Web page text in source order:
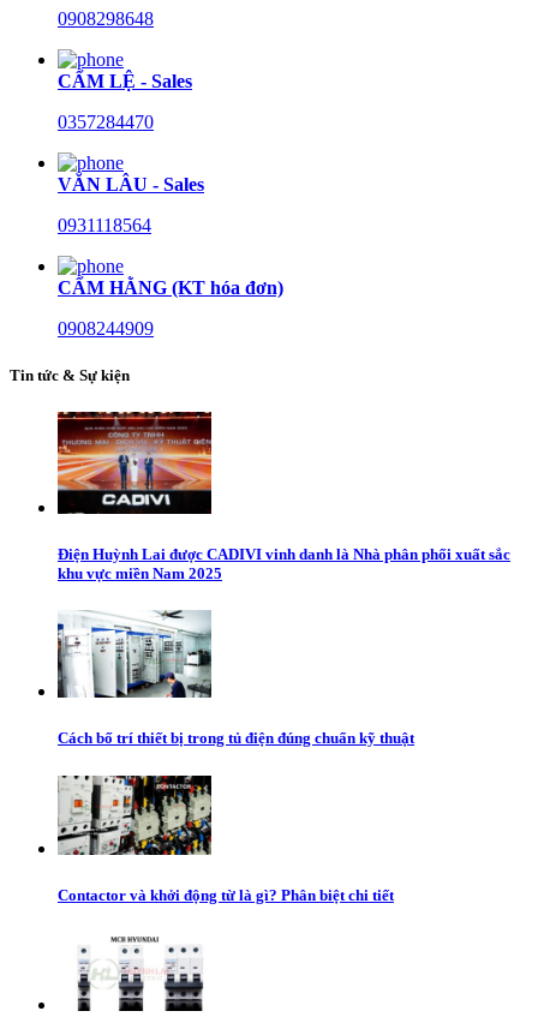
0908298648
CẨM LỆ - Sales
0357284470
VĂN LÂU - Sales
0931118564
CẨM HẰNG (KT hóa đơn)
0908244909
Tin tức & Sự kiện
Điện Huỳnh Lai được CADIVI vinh danh là Nhà phân phối xuất sắc
khu vực miền Nam 2025
Cách bố trí thiết bị trong tủ điện đúng chuẩn kỹ thuật
Contactor và khởi động từ là gì? Phân biệt chi tiết